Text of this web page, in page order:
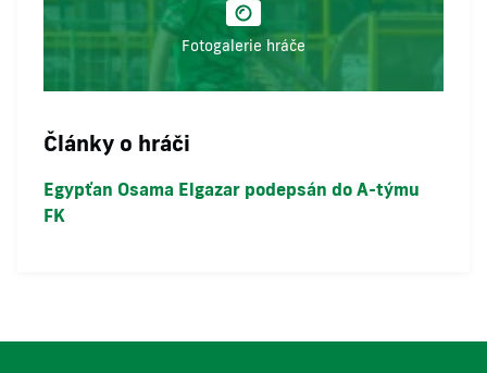
Fotogalerie hráče
Články o hráči
Egypťan Osama Elgazar podepsán do A-týmu
FK